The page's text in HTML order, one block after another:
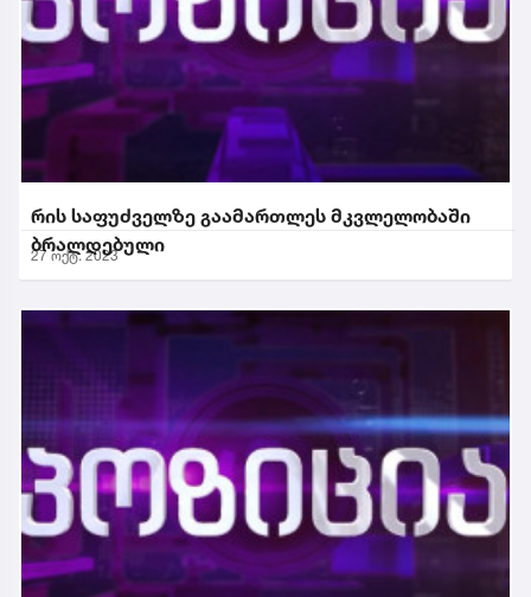
რის საფუძველზე გაამართლეს მკვლელობაში
ბრალდებული
27 ოქტ. 2023